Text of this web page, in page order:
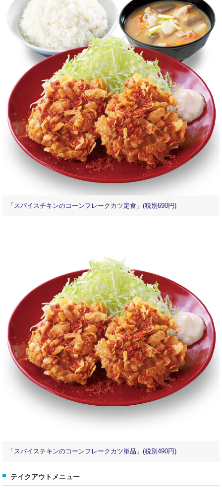
「スパイスチキンのコーンフレークカツ定食」(税別690円)
「スパイスチキンのコーンフレークカツ単品」(税別490円)
テイクアウトメニュー